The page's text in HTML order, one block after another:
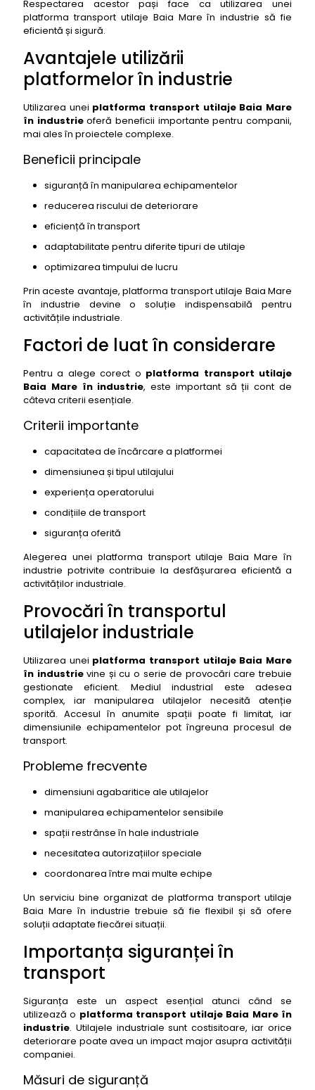
Respectarea acestor pași face ca utilizarea unei
platforma transport utilaje Baia Mare în industrie să fie
eficientă și sigură.
Avantajele utilizării
platformelor în industrie
Utilizarea unei platforma transport utilaje Baia Mare
în industrieoferă beneficii importante pentru companii,
mai ales în proiectele complexe.
Beneficii principale
siguranță în manipularea echipamentelor
reducerea riscului de deteriorare
eficiență în transport
adaptabilitate pentru diferite tipuri de utilaje
optimizarea timpului de lucru
Prin aceste avantaje, platforma transport utilaje Baia Mare
în industrie devine o soluție indispensabilă pentru
activitățile industriale.
Factori de luat în considerare
Pentru a alege corect o platforma transport utilaje
Baia Mare în industrie, este important să ții cont de
câteva criterii esențiale.
Criterii importante
capacitatea de încărcare a platformei
dimensiunea și tipul utilajului
experiența operatorului
condițiile de transport
siguranța oferită
Alegerea unei platforma transport utilaje Baia Mare în
industrie potrivite contribuie la desfășurarea eficientă a
activităților industriale.
Provocări în transportul
utilajelor industriale
Utilizarea unei platforma transport utilaje Baia Mare
în industrievine și cu o serie de provocări care trebuie
gestionate eficient. Mediul industrial este adesea
complex, iar manipularea utilajelor necesită atenție
sporită. Accesul în anumite spații poate fi limitat, iar
dimensiunile echipamentelor pot îngreuna procesul de
transport.
Probleme frecvente
dimensiuni agabaritice ale utilajelor
manipularea echipamentelor sensibile
spații restrânse în hale industriale
necesitatea autorizațiilor speciale
coordonarea între mai multe echipe
Un serviciu bine organizat de platforma transport utilaje
Baia Mare în industrie trebuie să fie flexibil și să ofere
soluții adaptate fiecărei situații.
Importanța siguranței în
transport
Siguranța este un aspect esențial atunci când se
utilizează o platforma transport utilaje Baia Mare în
industrie. Utilajele industriale sunt costisitoare, iar orice
deteriorare poate avea un impact major asupra activității
companiei.
Măsuri de siguranță